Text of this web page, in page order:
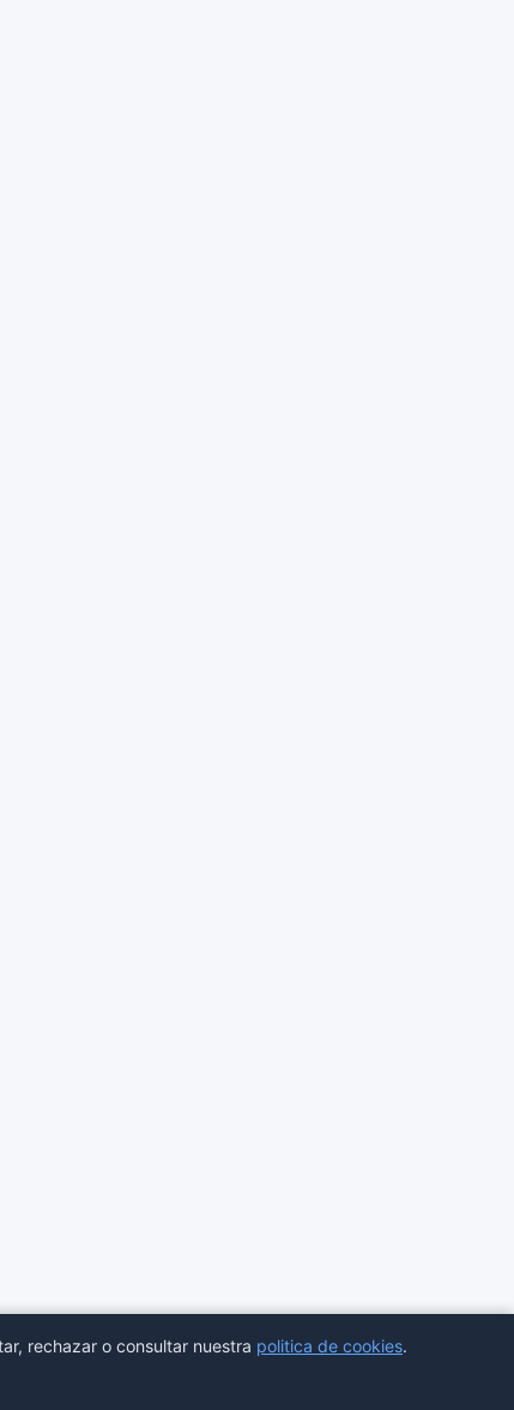
rechazar o consultar nuestra politica de cookies.